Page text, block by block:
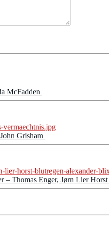
McFadden
Grisham
– Thomas Enger, Jørn Lier Horst